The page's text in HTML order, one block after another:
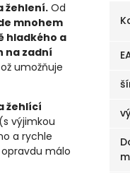
žehlení.Od
mnohem
hladkého a
na zadní
umožňuje
žehlící
(s výjimkou
a rychle
málo